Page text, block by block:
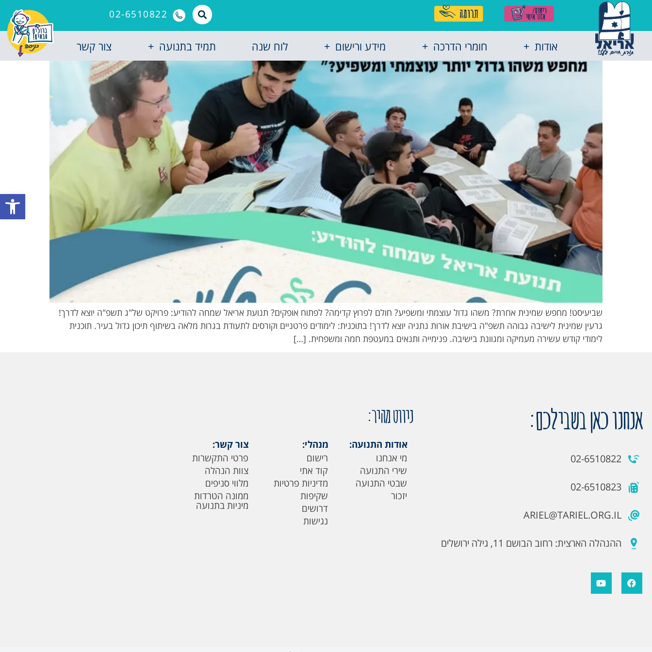
פתח
02-6510822
אודות חומרי הדרכה מידע ורישום לוח שנה תמיד בתנועה צור קשר
שביעיסט! מחפש שמינית אחרת? משהו גדול עוצמתי ומשפיע? חולם לפרוץ קדימה? לפתוח אופקים? תנועת אריאל שמחה להודיע: פרויקט של"ג תשפ"ה יוצא לדרך!
גרעין שמינית לישיבה גבוהה תשפ"ה בישיבת אורות נתניה יוצא לדרך! בתוכנית: לימודים פרטניים וקורסים לתעודת בגרות מלאה בשיתוף תיכון גדול בעיר. תוכנית
לימודי קודש עשירה מעמיקה ומגוונת בישיבה. פנימייה ותנאים במעטפת חמה ומשפחית. […]
אנחנו כאן בשבילכם:
02-6510822
02-6510823
ARIEL@TARIEL.ORG.IL
ההנהלה הארצית: רחוב הבושם 11, גילה ירושלים
ניווט מהיר:
אודות התנועה:
מי אנחנו
שירי התנועה
שבטי התנועה
יזכור
מנהלי:
רישום
קוד אתי
מדיניות פרטיות
שקיפות
דרושים
נגישות
צור קשר:
פרטי התקשרות
צוות הנהלה
מלווי סניפים
ממונה הטרדות
מיניות בתנועה